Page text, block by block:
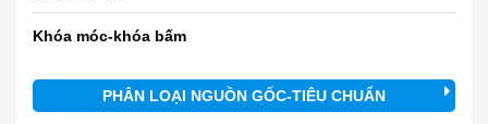
Khóa móc-khóa bấm
PHÂN LOẠI NGUỒN GỐC-TIÊU CHUẨN